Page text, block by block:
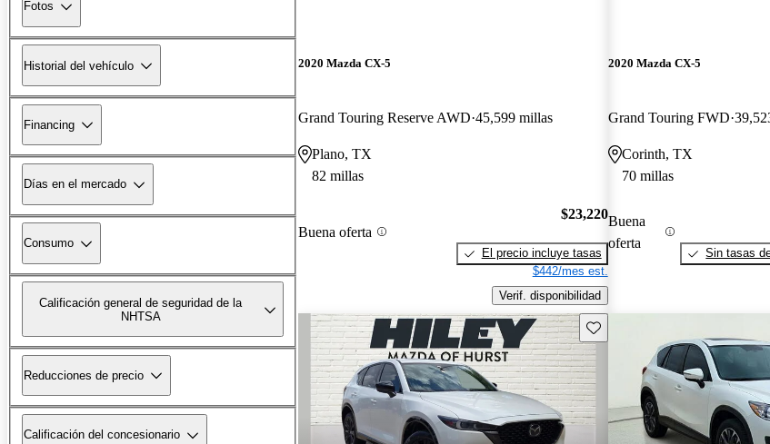
Fotos
Historial del vehículo
Financing
Días en el mercado
Consumo
Calificación general de seguridad de la
NHTSA
Reducciones de precio
Calificación del concesionario
2020 Mazda CX-5
Grand Touring Reserve AWD 45,599 millas
Plano, TX
82 millas
Buena oferta
$23,220
El precio incluye tasas
$442/mes est.
Verif. disponibilidad
2020 Mazda CX-5
Grand Touring FWD
Corinth, TX
70 millas
Buena
oferta
Sin tasas
Guarda este Aviso